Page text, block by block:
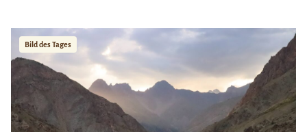
Bild des Tages